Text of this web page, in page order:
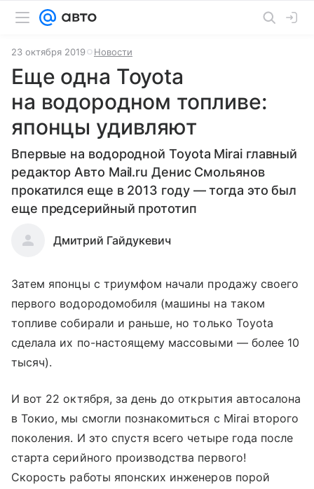
23 октября 2019 Новости
Еще одна Toyota
на водородном топливе:
японцы удивляют
Впервые на водородной Toyota Mirai главный
редактор Авто Mail.ru Денис Смольянов
прокатился еще в 2013 году — тогда это был
еще предсерийный прототип
Дмитрий Гайдукевич
Затем японцы с триумфом начали продажу своего
первого водородомобиля (машины на таком
топливе собирали и раньше, но только Toyota
сделала их по-настоящему массовыми — более 10
тысяч).
И вот 22 октября, за день до открытия автосалона
в Токио, мы смогли познакомиться с Mirai второго
поколения. И это спустя всего четыре года после
старта серийного производства первого!
Скорость работы японских инженеров порой